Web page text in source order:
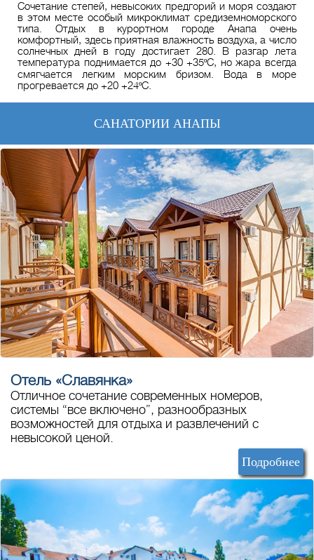
Сочетание степей, невысоких предгорий и моря создают
в этом месте особый микроклимат средиземноморского
типа. Отдых в курортном городе Анапа очень
комфортный, здесь приятная влажность воздуха, а число
солнечных дней в году достигает 280. В разгар лета
температура поднимается до +30 +35ºС, но жара всегда
смягчается легким морским бризом. Вода в море
прогревается до +20 +24ºС.
САНАТОРИИ АНАПЫ
Отель «Славянка»
Отличное сочетание современных номеров,
системы “все включено”, разнообразных
возможностей для отдыха и развлечений с
невысокой ценой.
Подробнее